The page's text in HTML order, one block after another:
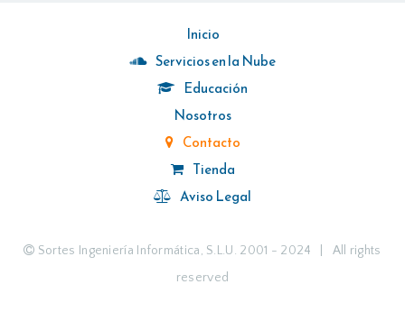
Inicio
Servicios en la Nube
Educación
Nosotros
Contacto
Tienda
Aviso Legal
Sortes Ingeniería Informática, S.L.U. 2001 - 2024 | All rights
reserved